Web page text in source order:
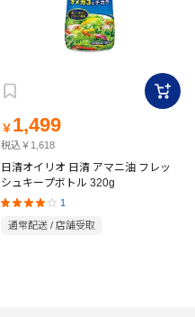
￥ 1,499
税込￥1,618
日清オイリオ 日清 アマニ油 フレッ
シュキープボトル 320g
1
通常配送 / 店舗受取